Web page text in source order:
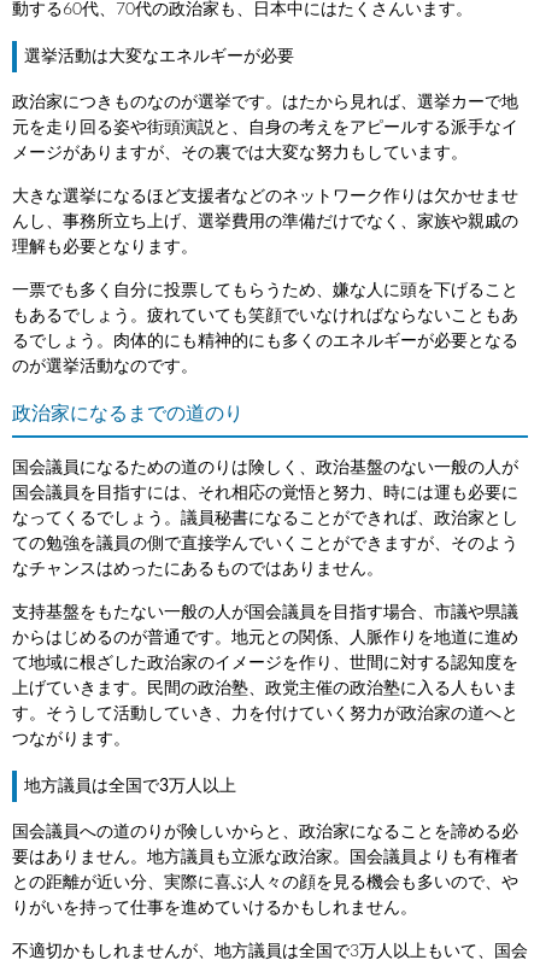
動する60代、70代の政治家も、日本中にはたくさんいます。
選挙活動は大変なエネルギーが必要
政治家につきものなのが選挙です。はたから見れば、選挙カーで地
元を走り回る姿や街頭演説と、自身の考えをアピールする派手なイ
メージがありますが、その裏では大変な努力もしています。
大きな選挙になるほど支援者などのネットワーク作りは欠かせませ
んし、事務所立ち上げ、選挙費用の準備だけでなく、家族や親戚の
理解も必要となります。
一票でも多く自分に投票してもらうため、嫌な人に頭を下げること
もあるでしょう。疲れていても笑顔でいなければならないこともあ
るでしょう。肉体的にも精神的にも多くのエネルギーが必要となる
のが選挙活動なのです。
政治家になるまでの道のり
国会議員になるための道のりは険しく、政治基盤のない一般の人が
国会議員を目指すには、それ相応の覚悟と努力、時には運も必要に
なってくるでしょう。議員秘書になることができれば、政治家とし
ての勉強を議員の側で直接学んでいくことができますが、そのよう
なチャンスはめったにあるものではありません。
支持基盤をもたない一般の人が国会議員を目指す場合、市議や県議
からはじめるのが普通です。地元との関係、人脈作りを地道に進め
て地域に根ざした政治家のイメージを作り、世間に対する認知度を
上げていきます。民間の政治塾、政党主催の政治塾に入る人もいま
す。そうして活動していき、力を付けていく努力が政治家の道へと
つながります。
地方議員は全国で3万人以上
国会議員への道のりが険しいからと、政治家になることを諦める必
要はありません。地方議員も立派な政治家。国会議員よりも有権者
との距離が近い分、実際に喜ぶ人々の顔を見る機会も多いので、や
りがいを持って仕事を進めていけるかもしれません。
不適切かもしれませんが、地方議員は全国で3万人以上もいて、国会